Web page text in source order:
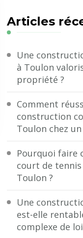
?
Articles
Une
à Toulon
propriété ?
Comment
construction
Toulon chez
Pourquoi faire
court de
Toulon ?
Une
est-elle
complexe de